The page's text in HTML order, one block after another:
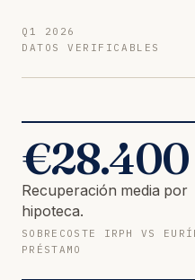
Q1 2026
DATOS VERIFICABLES
€28.400
Recuperación media por
hipoteca.
SOBRECOSTE IRPH VS
PRÉSTAMO